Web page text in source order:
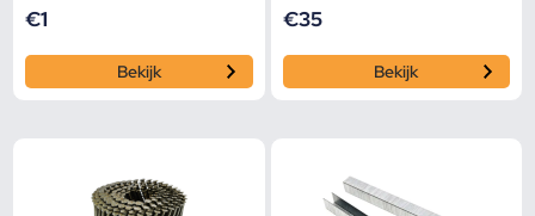
€1
Bekijk
€35
Bekijk